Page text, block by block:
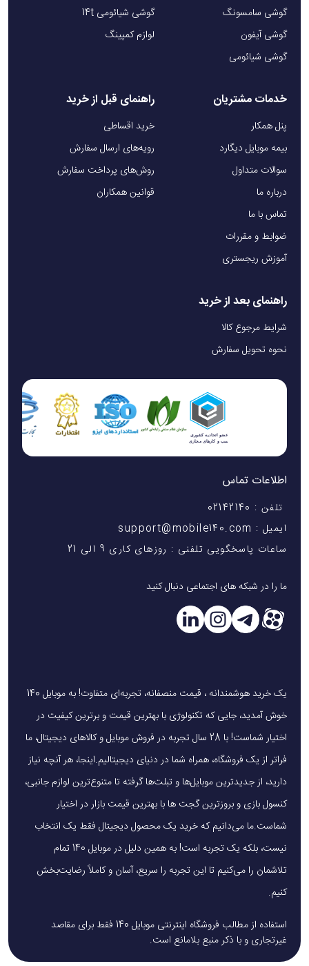
گوشی سامسونگ
گوشی آیفون
گوشی شیائومی
گوشی شیائومی 14t
لوازم کمپینگ
خدمات مشتریان
پنل همکار
بیمه موبایل دیگارد
سوالات متداول
درباره ما
تماس با ما
ضوابط و مقررات
آموزش ریجستری
راهنمای قبل از خرید
خرید اقساطی
رویه‌های ارسال سفارش
روش‌های پرداخت سفارش
قوانین همکاران
راهنمای بعد از خرید
شرایط مرجوع کالا
نحوه تحویل سفارش
اطلاعات تماس
تلفن : 02142140
ایمیل : support@mobile140.com
ساعات پاسخگویی تلفنی : روزهای کاری 9 الی 21
ما را در شبکه های اجتماعی دنبال کنید
یک خرید هوشمندانه ، قیمت منصفانه، تجربه‌ای متفاوت! به موبایل 140
خوش آمدید، جایی که تکنولوژی با بهترین قیمت و برترین کیفیت در
اختیار شماست! با 28 سال تجربه در فروش موبایل و کالاهای دیجیتال، ما
فراتر از یک فروشگاه، همراه شما در دنیای دیجیتالیم.اینجا، هر آنچه نیاز
دارید، از جدیدترین موبایل‌ها و تبلت‌ها گرفته تا متنوع‌ترین لوازم جانبی،
کنسول بازی و بروزترین گجت ها با بهترین قیمت بازار در اختیار
شماست.ما می‌دانیم که خرید یک محصول دیجیتال فقط یک انتخاب
نیست، بلکه یک تجربه است! به همین دلیل در موبایل 140 تمام
تلاشمان را می‌کنیم تا این تجربه را سریع، آسان و کاملاً رضایت‌بخش
کنیم.
استفاده از مطالب فروشگاه اینترنتی موبایل 140 فقط برای مقاصد
غیرتجاری و با ذکر منبع بلامانع است.